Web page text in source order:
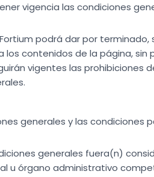
vigencia las condiciones
podrá dar por terminado,
contenidos de la página, sin
vigentes las prohibiciones
generales y las condiciones
generales fuera(n)
u órgano administrativo